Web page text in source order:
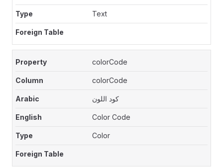
Text
colorCode
colorCode
كود اللون
Color Code
Color